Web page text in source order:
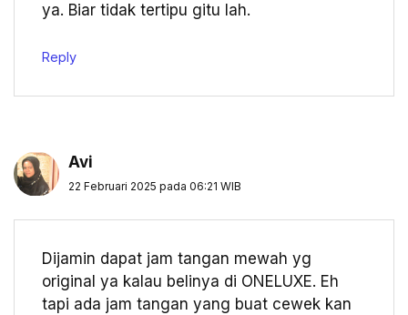
ya. Biar tidak tertipu gitu lah.
Reply
Avi
22 Februari 2025 pada 06:21 WIB
Dijamin dapat jam tangan mewah yg
original ya kalau belinya di ONELUXE. Eh
tapi ada jam tangan yang buat cewek kan